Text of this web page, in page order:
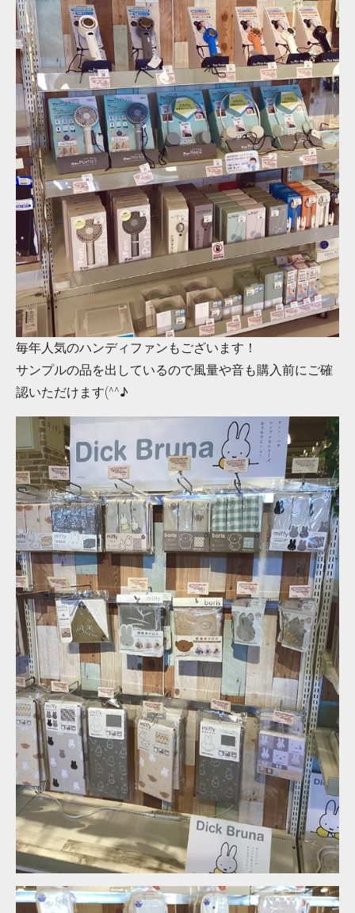
毎年人気のハンディファンもございます！
サンプルの品を出しているので風量や音も購入前にご確
認いただけます(^^♪